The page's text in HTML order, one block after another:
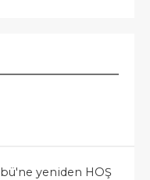
yeniden HOŞ